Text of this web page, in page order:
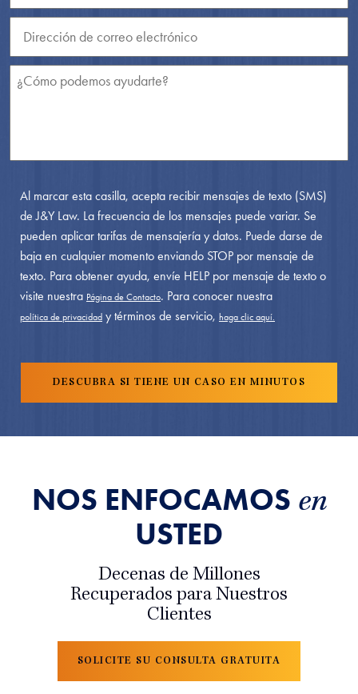
Al marcar esta casilla, acepta recibir mensajes de texto (SMS)
de J&Y Law. La frecuencia de los mensajes puede variar. Se
pueden aplicar tarifas de mensajería y datos. Puede darse de
baja en cualquier momento enviando STOP por mensaje de
texto. Para obtener ayuda, envíe HELP por mensaje de texto o
visite nuestra Página de Contacto. Para conocer nuestra
política de privacidad y términos de servicio, haga clic aquí.
NOS ENFOCAMOS en
USTED
Decenas de Millones
Recuperados para Nuestros
Clientes
SOLICITE SU CONSULTA GRATUITA